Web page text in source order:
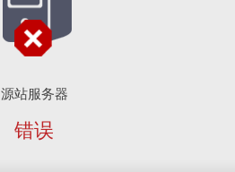
源站服务器
错误